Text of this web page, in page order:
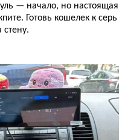
— начало, но настоящая
Готовь кошелек к серь
стену.